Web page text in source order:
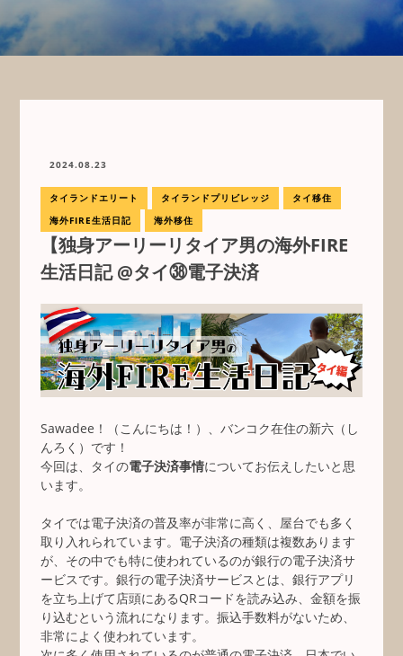
2024.08.23
タイランドエリート タイランドプリビレッジ
タイ移住
海外FIRE生活日記
海外移住
【独身アーリーリタイア男の海外FIRE
生活日記 @タイ㊳電子決済
Sawadee！（こんにちは！）、バンコク在住の新六（し
んろく）です！
今回は、タイの電子決済事情についてお伝えしたいと思
います。
タイでは電子決済の普及率が非常に高く、屋台でも多く
取り入れられています。電子決済の種類は複数あります
が、その中でも特に使われているのが銀行の電子決済サ
ービスです。銀行の電子決済サービスとは、銀行アプリ
を立ち上げて店頭にあるQRコードを読み込み、金額を振
り込むという流れになります。振込手数料がないため、
非常によく使われています。